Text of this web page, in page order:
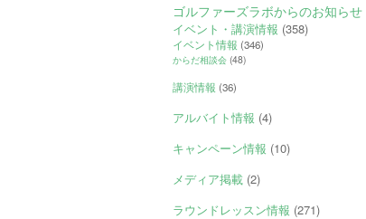
ゴルファーズラボからのお知らせ
イベント・講演情報 (358)
イベント情報 (346)
からだ相談会 (48)
講演情報 (36)
アルバイト情報 (4)
キャンペーン情報 (10)
メディア掲載 (2)
ラウンドレッスン情報 (271)